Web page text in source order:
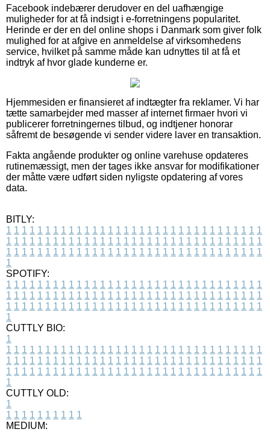
Facebook indebærer derudover en del uafhængige
muligheder for at få indsigt i e-forretningens popularitet.
Herinde er der en del online shops i Danmark som giver folk
mulighed for at afgive en anmeldelse af virksomhedens
service, hvilket på samme måde kan udnyttes til at få et
indtryk af hvor glade kunderne er.
Hjemmesiden er finansieret af indtægter fra reklamer. Vi har
tætte samarbejder med masser af internet firmaer hvori vi
publicerer forretningernes tilbud, og indtjener honorar
såfremt de besøgende vi sender videre laver en transaktion.
Fakta angående produkter og online varehuse opdateres
rutinemæssigt, men der tages ikke ansvar for modifikationer
der måtte være udført siden nyligste opdatering af vores
data.
BITLY:
1 1 1 1 1 1 1 1 1 1 1 1 1 1 1 1 1 1 1 1 1 1 1 1 1 1 1 1 1 1 1 1 1
1 1 1 1 1 1 1 1 1 1 1 1 1 1 1 1 1 1 1 1 1 1 1 1 1 1 1 1 1 1 1 1 1
1 1 1 1 1 1 1 1 1 1 1 1 1 1 1 1 1 1 1 1 1 1 1 1 1 1 1 1 1 1 1 1 1
1
SPOTIFY:
1 1 1 1 1 1 1 1 1 1 1 1 1 1 1 1 1 1 1 1 1 1 1 1 1 1 1 1 1 1 1 1 1
1 1 1 1 1 1 1 1 1 1 1 1 1 1 1 1 1 1 1 1 1 1 1 1 1 1 1 1 1 1 1 1 1
1 1 1 1 1 1 1 1 1 1 1 1 1 1 1 1 1 1 1 1 1 1 1 1 1 1 1 1 1 1 1 1 1
1
CUTTLY BIO:
1
1 1 1 1 1 1 1 1 1 1 1 1 1 1 1 1 1 1 1 1 1 1 1 1 1 1 1 1 1 1 1 1 1
1 1 1 1 1 1 1 1 1 1 1 1 1 1 1 1 1 1 1 1 1 1 1 1 1 1 1 1 1 1 1 1 1
1 1 1 1 1 1 1 1 1 1 1 1 1 1 1 1 1 1 1 1 1 1 1 1 1 1 1 1 1 1 1 1 1
1
CUTTLY OLD:
1
1 1 1 1 1 1 1 1 1 1
MEDIUM: